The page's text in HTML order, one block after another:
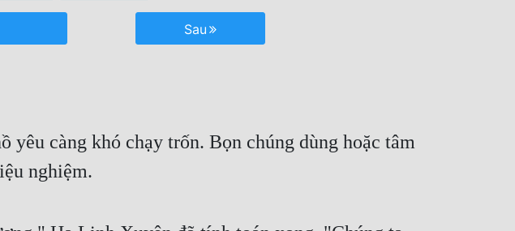
Sau
yêu càng khó chạy trốn. Bọn chúng dùng hoặc tâm
nghiệm.